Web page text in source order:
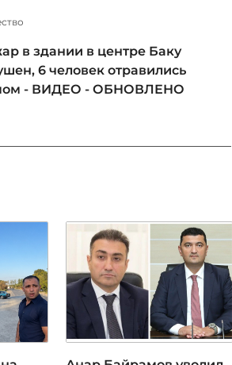
в здании в центре Баку
6 человек отравились
- ВИДЕО - ОБНОВЛЕНО